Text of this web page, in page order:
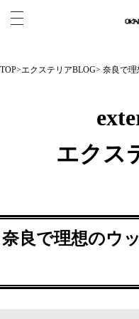
TOP>エクステリアBLOG> 奈良で
エクス
奈良で理想のウ